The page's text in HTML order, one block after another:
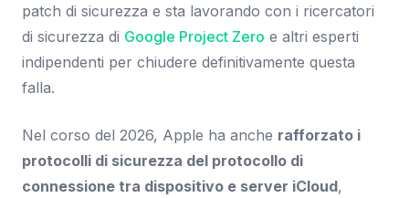
patch di sicurezza e sta lavorando con i ricercatori
di sicurezza di Google Project Zero e altri esperti
indipendenti per chiudere definitivamente questa
falla.
Nel corso del 2026, Apple ha anche rafforzato i
protocolli di sicurezza del protocollo di
connessione tra dispositivo e server iCloud,